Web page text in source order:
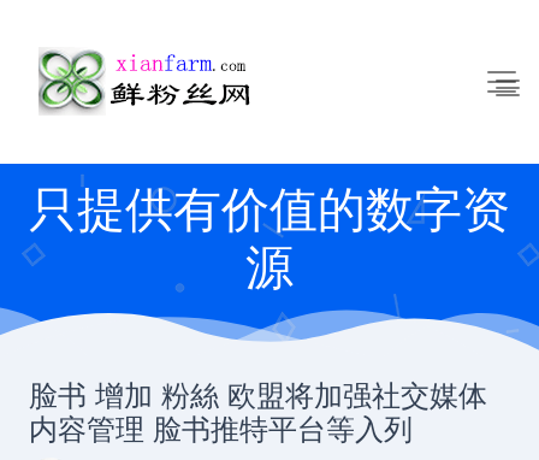
只提供有价值的数字资
源
脸书 增加 粉絲 欧盟将加强社交媒体
内容管理 脸书推特平台等入列